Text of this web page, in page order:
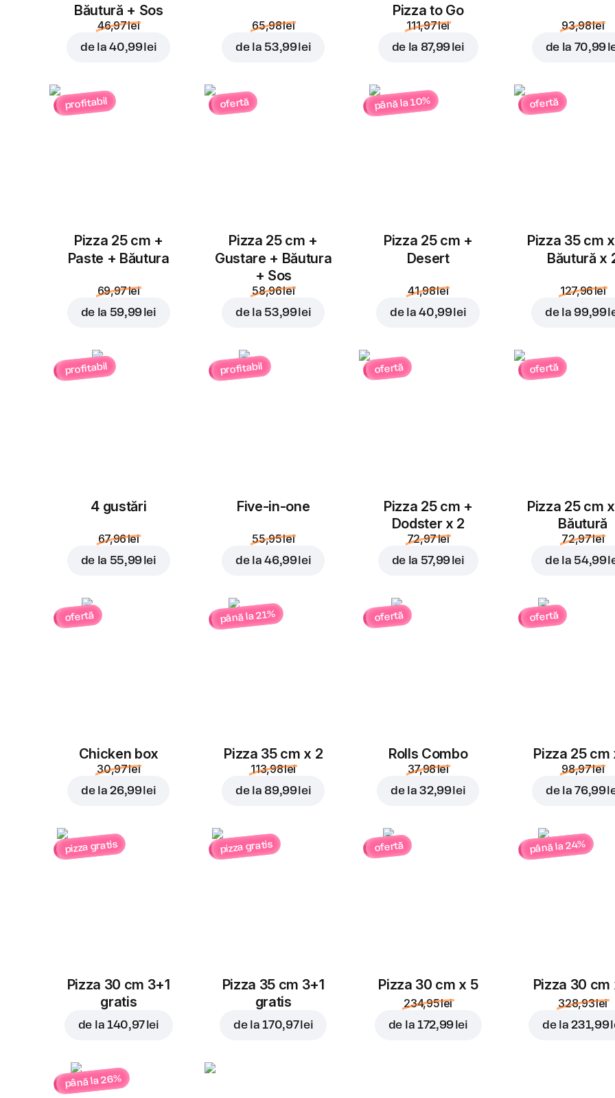
Băutură + Sos
46,97 lei
de la40,99 lei
65,98 lei
de la 53,99 lei
Pizza to Go
111,97 lei
de la 87,99 lei
93,98 lei
de la 70,99
profitabil
Pizza 25 cm +
Paste + Băutura
69,97 lei
de la 59,99 lei
ofertă
Pizza 25 cm +
Gustare + Băutura
+ Sos
58,96 lei
de la 53,99 lei
până la 10%
Pizza 25 cm +
Desert
41,98 lei
de la40,99 lei
ofertă
Pizza 35 cm
Băutură x
127,96 lei
de la 99,99
profitabil
4 gustări
67,96 lei
de la 55,99 lei
profitabil
Five-in-one
55,95 lei
de la46,99 lei
ofertă
Pizza 25 cm +
Dodster x 2
72,97 lei
de la 57,99 lei
ofertă
Pizza 25 cm
Băutură
72,97 lei
de la 54,99
ofertă
Chicken box
30,97 lei
de la26,99 lei
până la 21%
Pizza 35 cm x 2
113,98 lei
de la 89,99 lei
ofertă
Rolls Combo
37,98 lei
de la32,99 lei
ofertă
Pizza 25 cm
98,97 lei
de la76,99
pizza gratis
Pizza 30 cm 3+1
gratis
de la 140,97 lei
pizza gratis
Pizza 35 cm 3+1
gratis
de la170,97 lei
ofertă
Pizza 30 cm x 5
234,95 lei
de la 172,99 lei
până la 24%
Pizza 30 cm
328,93 lei
de la231,99
până la 26%